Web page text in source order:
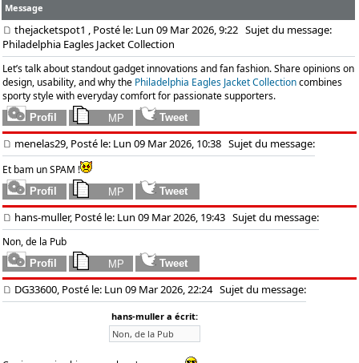
Message
thejacketspot1 , Posté le: Lun 09 Mar 2026, 9:22 Sujet du message:
Philadelphia Eagles Jacket Collection
Let’s talk about standout gadget innovations and fan fashion. Share opinions on
design, usability, and why the Philadelphia Eagles Jacket Collectioncombines
sporty style with everyday comfort for passionate supporters.
menelas29, Posté le: Lun 09 Mar 2026, 10:38 Sujet du message:
Et bam un SPAM !
hans-muller, Posté le: Lun 09 Mar 2026, 19:43 Sujet du message:
Non, de la Pub
DG33600, Posté le: Lun 09 Mar 2026, 22:24Sujet du message:
hans-muller a écrit:
Non, de la Pub